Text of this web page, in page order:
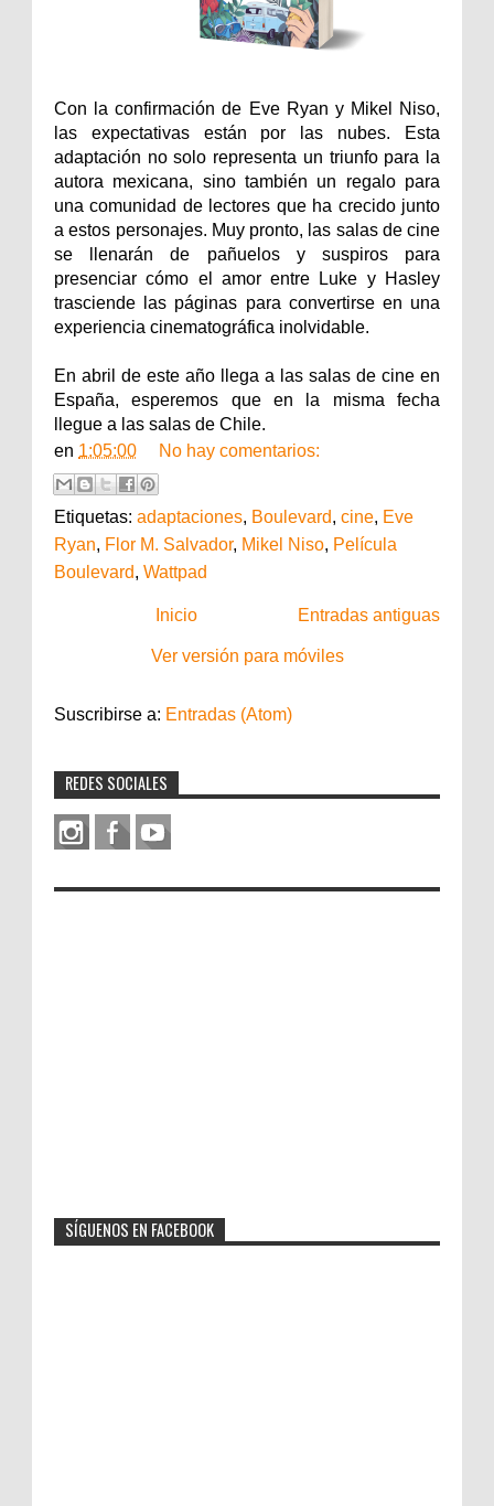
Con la confirmación de Eve Ryan y Mikel Niso,
las expectativas están por las nubes. Esta
adaptación no solo representa un triunfo para la
autora mexicana, sino también un regalo para
una comunidad de lectores que ha crecido junto
a estos personajes. Muy pronto, las salas de cine
se llenarán de pañuelos y suspiros para
presenciar cómo el amor entre Luke y Hasley
trasciende las páginas para convertirse en una
experiencia cinematográfica inolvidable.
En abril de este año llega a las salas de cine en
España, esperemos que en la misma fecha
llegue a las salas de Chile.
en 1:05:00 No hay comentarios:
Etiquetas: adaptaciones, Boulevard, cine, Eve
Ryan, Flor M. Salvador, Mikel Niso, Película
Boulevard, Wattpad
Entradas antiguas
Inicio
Ver versión para móviles
Suscribirse a: Entradas (Atom)
REDES SOCIALES
SÍGUENOS EN FACEBOOK